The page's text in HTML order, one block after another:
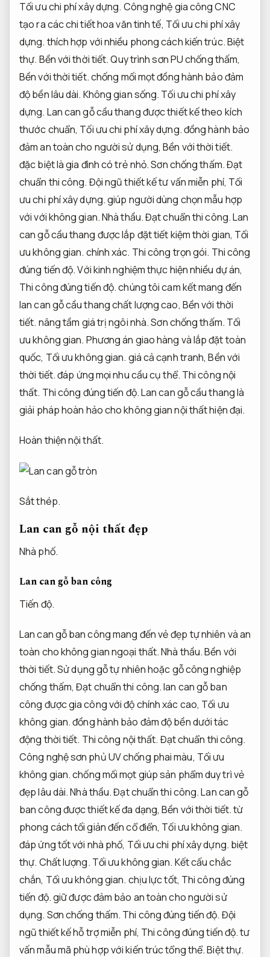
Tối ưu chi phí xây dựng. Công nghệ gia công CNC
tạo ra các chi tiết hoa văn tinh tế, Tối ưu chi phí xây
dựng. thích hợp với nhiều phong cách kiến trúc.Biệt
thự. Bền với thời tiết.Quy trình sơn PU chống thấm,
Bền với thời tiết.chống mối mọt đồng hành bảo đảm
độ bền lâu dài. Không gian sống. Tối ưu chi phí xây
dựng. Lan can gỗ cầu thang được thiết kế theo kích
thước chuẩn, Tối ưu chi phí xây dựng.đồng hành bảo
đảm an toàn cho người sử dụng,Bền với thời tiết.
đặc biệt là gia đình có trẻ nhỏ.Sơn chống thấm.Đạt
chuẩn thi công. Đội ngũ thiết kế tư vấn miễn phí, Tối
ưu chi phí xây dựng.giúp người dùng chọn mẫu hợp
với với không gian.Nhà thầu.Đạt chuẩn thi công.Lan
can gỗ cầu thang được lắp đặt tiết kiệm thời gian, Tối
ưu không gian. chính xác. Thi công trọn gói. Thi công
đúng tiến độ.Với kinh nghiệm thực hiện nhiều dự án,
Thi công đúng tiến độ.chúng tôi cam kết mang đến
lan can gỗ cầu thang chất lượng cao, Bền với thời
tiết. nâng tầm giá trị ngôi nhà.Sơn chống thấm. Tối
ưu không gian. Phương án giao hàng và lắp đặt toàn
quốc, Tối ưu không gian. giá cả cạnh tranh,Bền với
thời tiết.đáp ứng mọi nhu cầu cụ thể. Thi công nội
thất. Thi công đúng tiến độ.Lan can gỗ cầu thang là
giải pháp hoàn hảo cho không gian nội thất hiện đại.
Hoàn thiện nội thất.
Sắt thép.
Lan can gỗ nội thất đẹp
Nhà phố.
Lan can gỗ ban công
Tiến độ.
Lan can gỗ ban công mang đến vẻ đẹp tự nhiên và an
toàn cho không gian ngoại thất.Nhà thầu.Bền với
thời tiết.Sử dụng gỗ tự nhiên hoặc gỗ công nghiệp
chống thấm,Đạt chuẩn thi công.lan can gỗ ban
công được gia công với độ chính xác cao, Tối ưu
không gian.đồng hành bảo đảm độ bền dưới tác
động thời tiết. Thi công nội thất. Đạt chuẩn thi công.
Công nghệ sơn phủ UV chống phai màu, Tối ưu
không gian.chống mối mọt giúp sản phẩm duy trì vẻ
đẹp lâu dài.Nhà thầu.Đạt chuẩn thi công.Lan can gỗ
ban công được thiết kế đa dạng,Bền với thời tiết.từ
phong cách tối giản đến cổ điển, Tối ưu không gian.
đáp ứng tốt với nhà phố, Tối ưu chi phí xây dựng. biệt
thự. Chất lượng. Tối ưu không gian. Kết cấu chắc
chắn, Tối ưu không gian. chịu lực tốt, Thi công đúng
tiến độ.giữ được đảm bảo an toàn cho người sử
dụng. Sơn chống thấm. Thi công đúng tiến độ. Đội
ngũ thiết kế hỗ trợ miễn phí, Thi công đúng tiến độ.tư
vấn mẫu mã phù hợp với kiến trúc tổng thể.Biệt thự.